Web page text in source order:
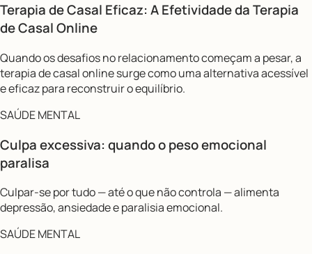
Terapia de Casal Eficaz: A Efetividade da Terapia
de Casal Online
Quando os desafios no relacionamento começam a pesar, a
terapia de casal online surge como uma alternativa acessível
e eficaz para reconstruir o equilíbrio.
SAÚDE MENTAL
Culpa excessiva: quando o peso emocional
paralisa
Culpar-se por tudo — até o que não controla — alimenta
depressão, ansiedade e paralisia emocional.
SAÚDE MENTAL